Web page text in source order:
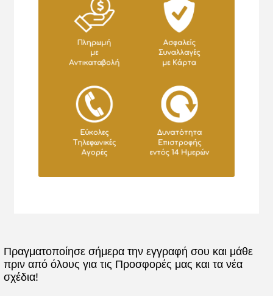
Πραγματοποίησε σήμερα την εγγραφή σου και μάθε
πριν από όλους για τις Προσφορές μας και τα νέα
σχέδια!